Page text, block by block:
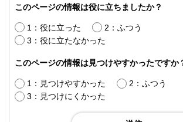
このページの情報は役に立ちましたか？
1：役に立った
2：ふつう
3：役に立たなかった
このページの情報は見つけやすかったですか
1：見つけやすかった
2：ふつう
3：見つけにくかった